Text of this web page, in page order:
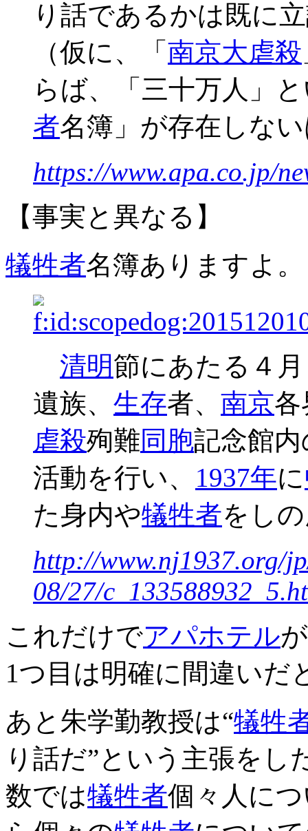
り話であるかは既に
（仮に、「 南京大虐殺
らば、「三十万人」
者名簿」が存在しな
https://www.apa.co.jp/
【事実と異なる】
犠牲者名簿ありますよ。
清明節にあたる４
遺族、 生存者、 南京各
虐殺殉難同胞記念館内
活動を行い、 1937年に
た身内や犠牲者をし
http://www.nj1937.org/
08/27/
これだけでアパホテル
1つ目は明確に間違いだ
あと朱学勤教授は“犠牲
り話だ”という主張をし
数では犠牲者個々人に